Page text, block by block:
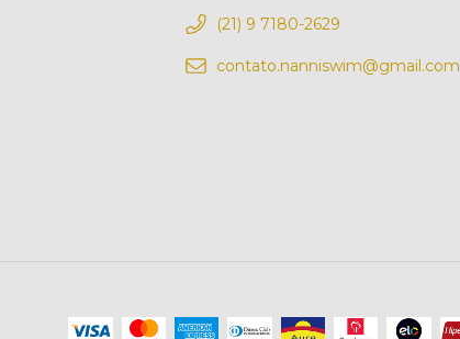
(21) 9 7180-2629
contato.nanniswim@gmail.com